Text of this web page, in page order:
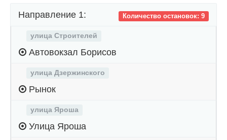
Количество остановок: 9
Направление 1:
улица Строителей
Автовокзал Борисов
улица Дзержинского
Рынок
улица Яроша
Улица Яроша